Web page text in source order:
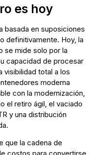
es hoy
basada en suposiciones
definitivamente. Hoy, la
se mide solo por la
capacidad de procesar
visibilidad total a los
moderna
con la modernización,
el retiro ágil, el vaciado
y una distribución
que la cadena de